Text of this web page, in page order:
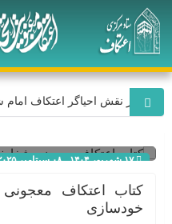
اراکی از نقش احیاگر اعتکاف
۱۷ شهریور ۱۴۰۴ - ۰۸ سپتامبر ۲۰۲۵ ساعت: ۱۳:۰۱
شناسه : 11790
کتاب اعتکاف
خودسازی